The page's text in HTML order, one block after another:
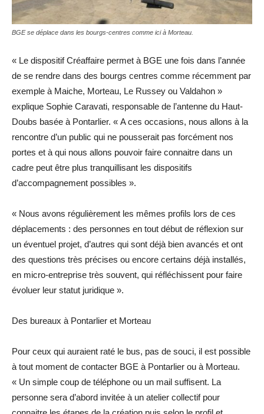
BGE se déplace dans les bourgs-centres comme ici à Morteau.
« Le dispositif Créaffaire permet à BGE une fois dans l’année
de se rendre dans des bourgs centres comme récemment par
exemple à Maiche, Morteau, Le Russey ou Valdahon »
explique Sophie Caravati, responsable de l’antenne du Haut-
Doubs basée à Pontarlier. « A ces occasions, nous allons à la
rencontre d’un public qui ne pousserait pas forcément nos
portes et à qui nous allons pouvoir faire connaitre dans un
cadre peut être plus tranquillisant les dispositifs
d’accompagnement possibles ».
« Nous avons régulièrement les mêmes profils lors de ces
déplacements : des personnes en tout début de réflexion sur
un éventuel projet, d’autres qui sont déjà bien avancés et ont
des questions très précises ou encore certains déjà installés,
en micro-entreprise très souvent, qui réfléchissent pour faire
évoluer leur statut juridique ».
Des bureaux à Pontarlier et Morteau
Pour ceux qui auraient raté le bus, pas de souci, il est possible
à tout moment de contacter BGE à Pontarlier ou à Morteau.
« Un simple coup de téléphone ou un mail suffisent. La
personne sera d’abord invitée à un atelier collectif pour